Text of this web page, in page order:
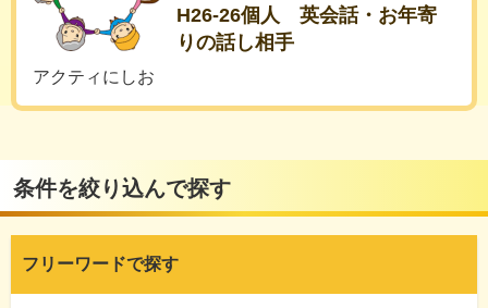
H26-26個人 英会話・お年寄
りの話し相手
アクティにしお
条件を絞り込んで探す
フリーワードで探す